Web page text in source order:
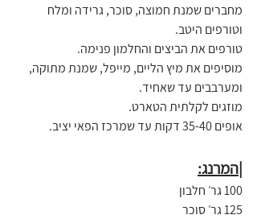
מחברים שמנת חמוצה, סוכר, גרידה ומלח
וטורפים היטב.
טורפים את הביצים והחלמון פנימה.
מוסיפים את מיץ הליים, מייפל, שמנת מתוקה,
ומערבבים עד שאחיד.
מוזגים לקלתית הטארט.
אופים 35-40 דקות עד שמרכז הפאי יציב.
|המרנג:
100 גר׳ חלבון
125 גר׳ סוכר